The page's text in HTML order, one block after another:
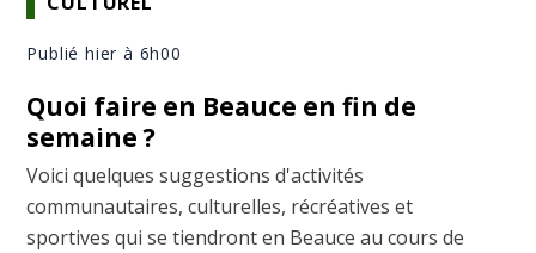
Publié hier à 6h00
Quoi faire en Beauce en fin de
semaine ?
Voici quelques suggestions d'activités
communautaires, culturelles, récréatives et
sportives qui se tiendront en Beauce au cours de